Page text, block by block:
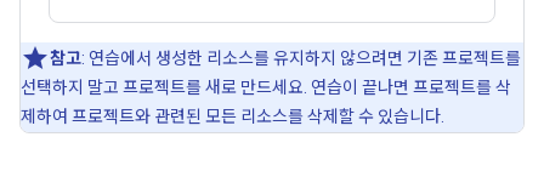
참고: 연습에서 생성한 리소스를 유지하지 않으려면 기존 프로젝트를
선택하지 말고 프로젝트를 새로 만드세요. 연습이 끝나면 프로젝트를 삭
제하여 프로젝트와 관련된 모든 리소스를 삭제할 수 있습니다.